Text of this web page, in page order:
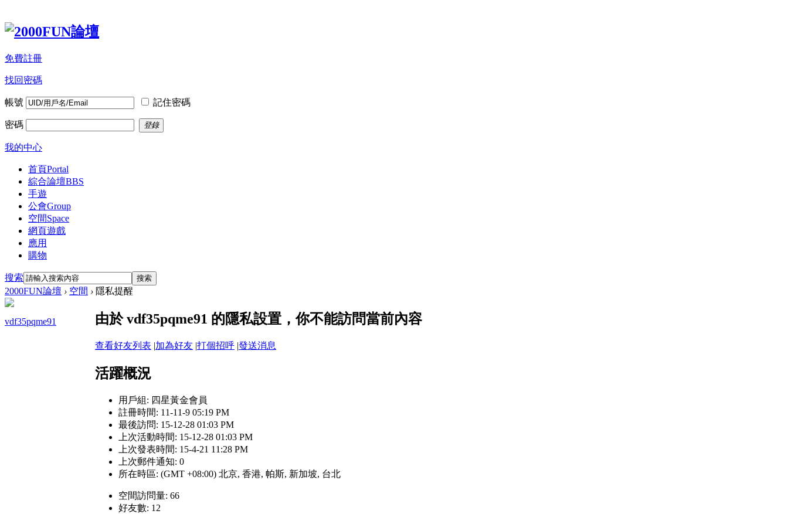
免費註冊
找回密碼
帳號 記住密碼
密碼 登錄
我的中心
首頁Portal
綜合論壇BBS
手遊
公會Group
空間Space
網頁遊戲
應用
購物
搜索 搜索
2000FUN論壇 › 空間 › 隱私提醒
vdf35pqme91 由於 vdf35pqme91 的隱私設置，你不能訪問當前內容
查看好友列表 |加為好友 |打個招呼 |發送消息
活躍概況
用戶組: 四星黃金會員
註冊時間: 11-11-9 05:19 PM
最後訪問: 15-12-28 01:03 PM
上次活動時間: 15-12-28 01:03 PM
上次發表時間: 15-4-21 11:28 PM
上次郵件通知: 0
所在時區: (GMT +08:00) 北京, 香港, 帕斯, 新加坡, 台北
空間訪問量: 66
好友數: 12